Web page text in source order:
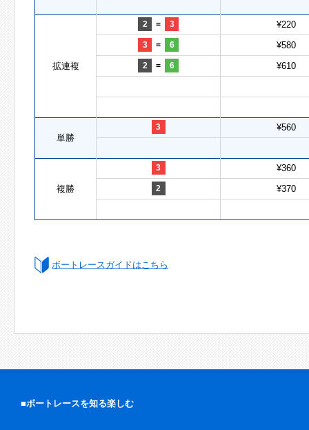
拡連複
2 = 3 ¥220
3 = 6 ¥580
2 = 6 ¥610
単勝
3 ¥560
複勝
3 ¥360
2 ¥370
ボートレースガイドはこちら
■ボートレースを知る楽しむ